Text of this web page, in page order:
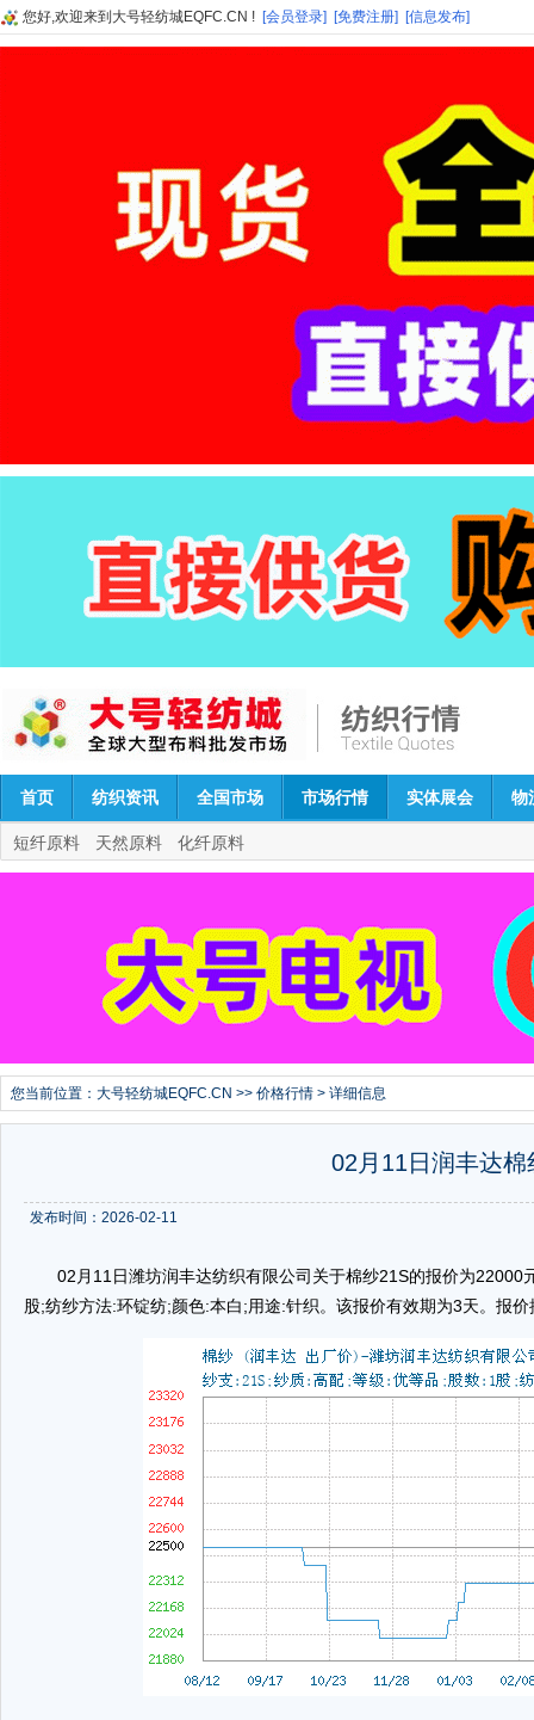
您好,欢迎来到大号轻纺城EQFC.CN ! [会员登录] [免费注册] [信息发布]
首页 纺织资讯 全国市场 市场行情 实体展会 物
短纤原料 天然原料 化纤原料
您当前位置： 大号轻纺城EQFC.CN >> 价格行情 > 详细信息
02月11日润丰达
发布时间：2026-02-11
02月11日潍坊润丰达纺织有限公司关于棉纱21S的报价为22000
股;纺纱方法:环锭纺;颜色:本白;用途:针织。该报价有效期为3天。报